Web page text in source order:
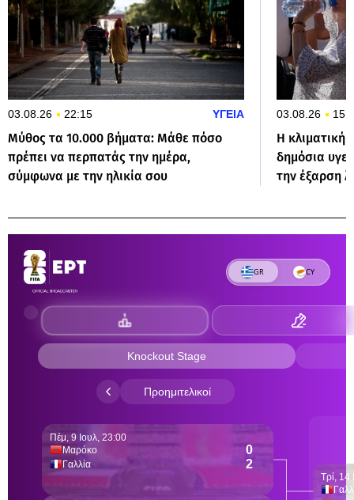
03.08.26 22:15 ΥΓΕΙΑ
Μύθος τα 10.000 βήματα: Μάθε πόσο
πρέπει να περπατάς την ημέρα,
σύμφωνα με την ηλικία σου
03.08.26
Η κλιματική
δημόσια
την έξαρση